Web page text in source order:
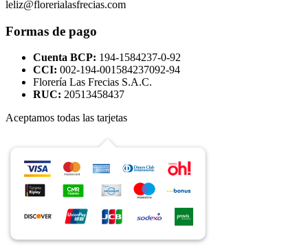
leliz@florerialasfrecias.com
Formas de pago
Cuenta BCP: 194-1584237-0-92
CCI: 002-194-001584237092-94
Florería Las Frecias S.A.C.
RUC: 20513458437
Aceptamos todas las tarjetas